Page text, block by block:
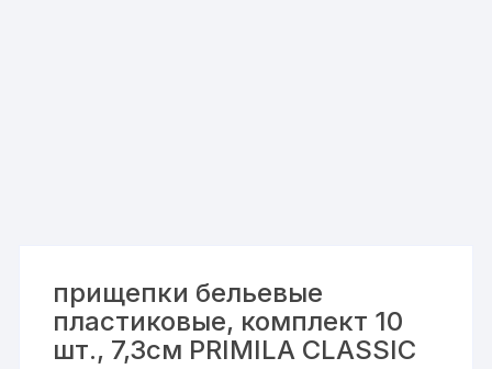
прищепки бельевые
пластиковые, комплект 10
шт., 7,3см PRIMILA CLASSIC